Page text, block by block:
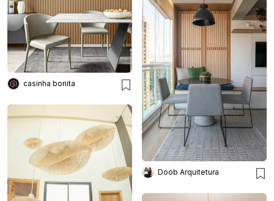
casinha bonita
Doob Arquitetura